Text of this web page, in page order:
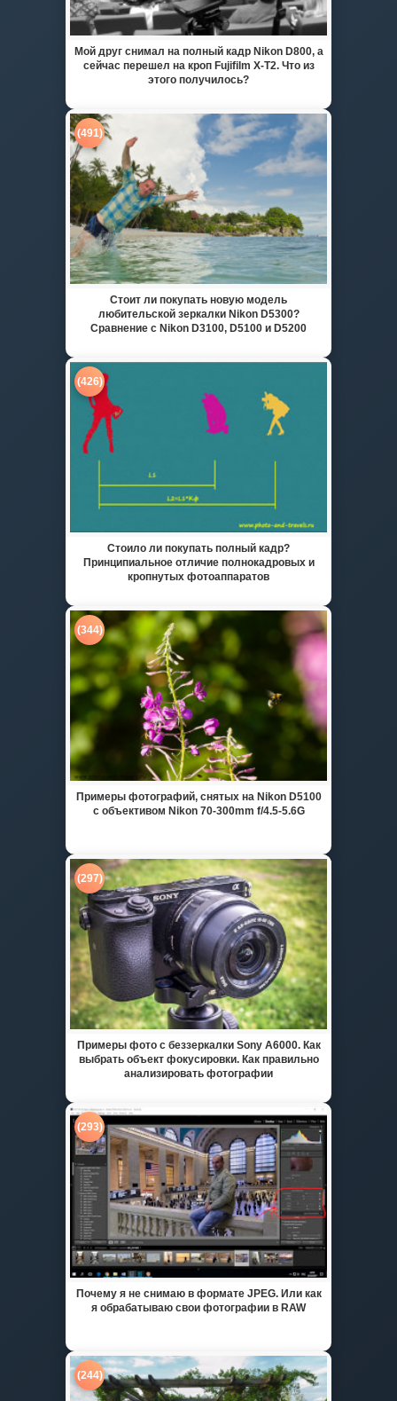
Мой друг снимал на полный кадр Nikon D800, а
сейчас перешел на кроп Fujifilm X-T2. Что из
этого получилось?
(491)
Стоит ли покупать новую модель
любительской зеркалки Nikon D5300?
Сравнение с Nikon D3100, D5100 и D5200
(426)
Стоило ли покупать полный кадр?
Принципиальное отличие полнокадровых и
кропнутых фотоаппаратов
(344)
Примеры фотографий, снятых на Nikon D5100
с объективом Nikon 70-300mm f/4.5-5.6G
(297)
Примеры фото с беззеркалки Sony A6000. Как
выбрать объект фокусировки. Как правильно
анализировать фотографии
(293)
Почему я не снимаю в формате JPEG. Или как
я обрабатываю свои фотографии в RAW
(244)